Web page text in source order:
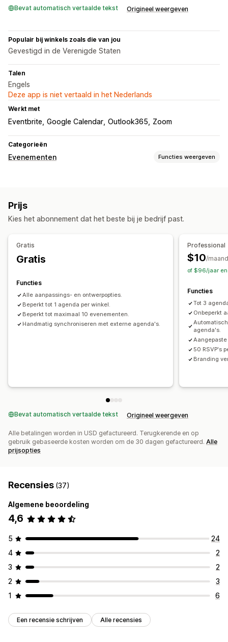
Bevat automatisch vertaalde tekst Origineel weergeven
Populair bij winkels zoals die van jou
Gevestigd in de Verenigde Staten
Talen
Engels
Deze app is niet vertaald in het Nederlands
Werkt met
Eventbrite Google Calendar Outlook365 Zoom
Categorieën
Evenementen Functies weergeven
Boekingsbeheer
Aanpassing
Kalenderwidget
Prijs
Kies het abonnement dat het beste bij je bedrijf past.
Gratis
Gratis
Functies
Alle aanpassings- en ontwerpopties.
Beperkt tot 1 agenda per winkel.
Beperkt tot maximaal 10 evenementen.
Handmatig synchroniseren met externe agenda's.
Professional
$10/maand
of $96/jaar
Functies
Tot 3
Onbeperkt
agenda's.
50 RSVP's
Branding
Bevat automatisch vertaalde tekst Origineel weergeven
Alle betalingen worden in USD gefactureerd. Terugkerende en op
gebruik gebaseerde kosten worden om de 30 dagen gefactureerd. Alle
prijsopties
Recensies (37)
Algemene beoordeling
4,6
5
24
4
2
3
2
2
3
1
6
Een recensie schrijven Alle recensies